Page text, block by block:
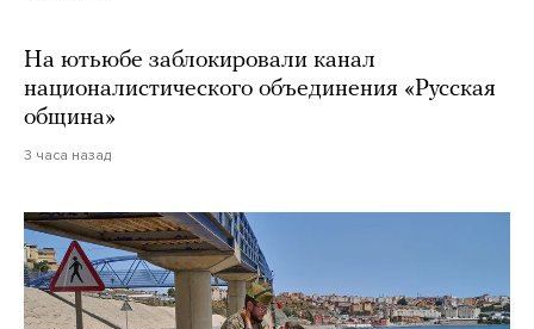
На ютьюбе заблокировали канал
националистического объединения «Русская
община»
3 часа назад